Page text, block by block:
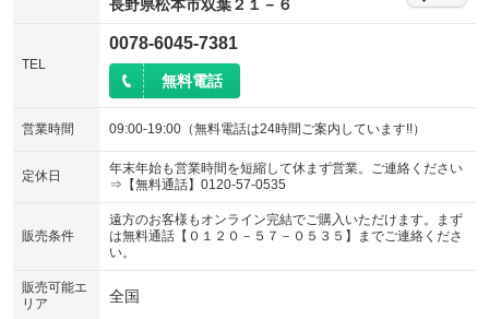
長野県松本市双葉２１－６
TEL
0078-6045-7381
無料電話
営業時間 09:00-19:00（無料電話は24時間ご案内しています!!）
定休日
年末年始も営業時間を短縮して休まず営業。ご連絡ください
⇒【無料通話】0120-57-0535
販売条件
遠方のお客様もオンライン完結でご購入いただけます。まず
は無料通話【０１２０－５７－０５３５】までご連絡くださ
い。
販売可能エ
リア
全国